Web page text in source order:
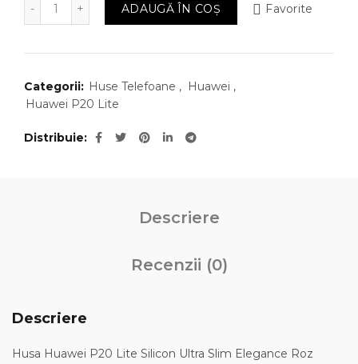
ADAUGĂ ÎN COȘ Favorite
Categorii: Huse Telefoane , Huawei ,
Huawei P20 Lite
Distribuie
Descriere
Recenzii (0)
Descriere
Husa Huawei P20 Lite Silicon Ultra Slim Elegance Roz